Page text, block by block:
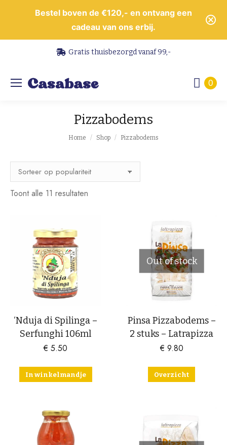
Bestel boven de €120,- en ontvang een
cadeau van ons erbij.
Gratis thuisbezorgd vanaf 99,-
0
Pizzabodems
Je bent hier:
Home Shop Pizzabodems
Toont alle 11 resultaten
‘Nduja di Spilinga –
Serfunghi 106ml
€ 5.50
In winkelmandje
Out of stock
Pinsa Pizzabodems –
2 stuks – Latrapizza
€ 9.80
Overzicht